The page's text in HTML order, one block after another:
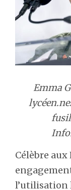
Emma
Célèbre
l’utilisation